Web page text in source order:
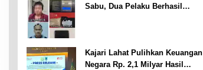
Sabu, Dua Pelaku Berhasil
Kajari Lahat Pulihkan Keuangan
Negara Rp. 2,1 Milyar Hasil